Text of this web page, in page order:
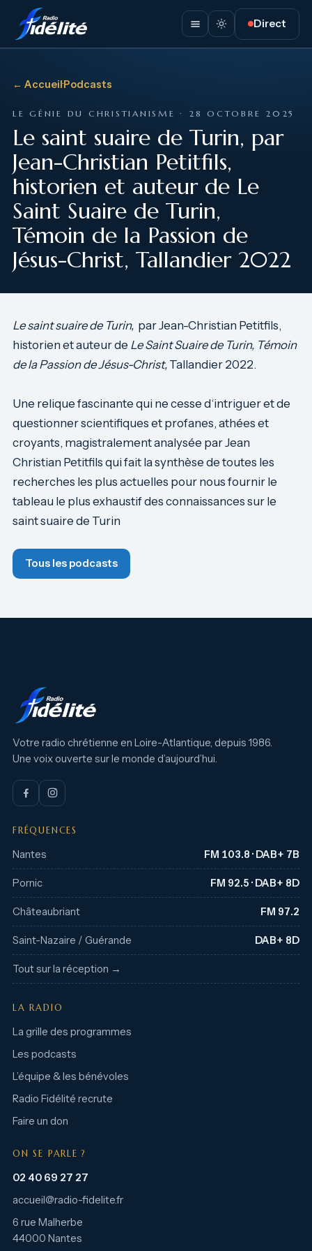
Direct
← Accueil·Podcasts
LE GÉNIE DU CHRISTIANISME · 28 OCTOBRE 2025
Le saint suaire de Turin, par
Jean-Christian Petitfils,
historien et auteur de Le
Saint Suaire de Turin,
Témoin de la Passion de
Jésus-Christ, Tallandier 2022
Le saint suaire de Turin, par Jean-Christian Petitfils,
historien et auteur de Le Saint Suaire de Turin, Témoin
de la Passion de Jésus-Christ, Tallandier 2022.
Une relique fascinante qui ne cesse d‘intriguer et de
questionner scientifiques et profanes, athées et
croyants, magistralement analysée par Jean
Christian Petitfils qui fait la synthèse de toutes les
recherches les plus actuelles pour nous fournir le
tableau le plus exhaustif des connaissances sur le
saint suaire de Turin
Tous les podcasts
Votre radio chrétienne en Loire-Atlantique, depuis 1986.
Une voix ouverte sur le monde d’aujourd’hui.
FRÉQUENCES
Nantes FM 103.8 · DAB+ 7B
Pornic FM 92.5 · DAB+ 8D
Châteaubriant FM 97.2
Saint-Nazaire / Guérande DAB+ 8D
Tout sur la réception →
LA RADIO
La grille des programmes
Les podcasts
L’équipe & les bénévoles
Radio Fidélité recrute
Faire un don
ON SE PARLE ?
02 40 69 27 27
accueil@radio-fidelite.fr
6 rue Malherbe
44000 Nantes